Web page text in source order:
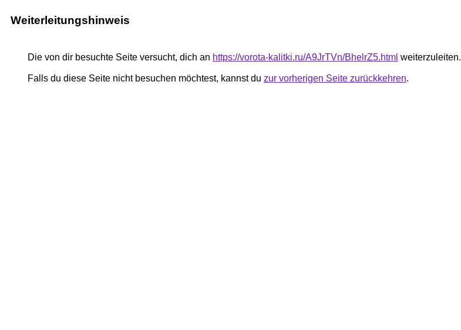
Weiterleitungshinweis
Die von dir besuchte Seite versucht, dich an https://vorota-kalitki.ru/A9JrTVn/BhelrZ5.html weiterzuleiten.
Falls du diese Seite nicht besuchen möchtest, kannst du zur vorherigen Seite zurückkehren.